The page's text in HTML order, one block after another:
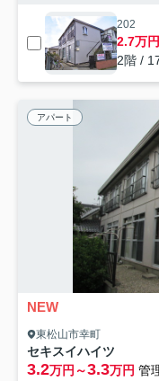
202
2.7万円
2階 /
アパート
NEW
東松山市幸町
セキスイハイツ
3.2万円～3.3万円 管